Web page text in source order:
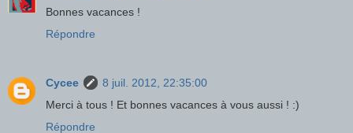
Bonnes vacances !
Répondre
Cycee
8 juil. 2012, 22:35:00
Merci à tous ! Et bonnes vacances à vous aussi ! :)
Répondre